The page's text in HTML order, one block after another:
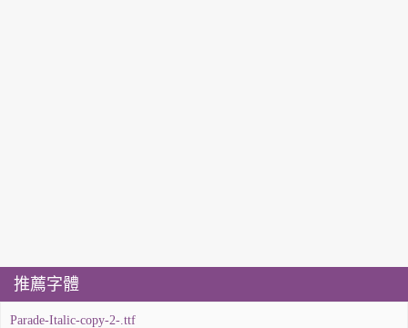
推薦字體
Parade-Italic-copy-2-.ttf